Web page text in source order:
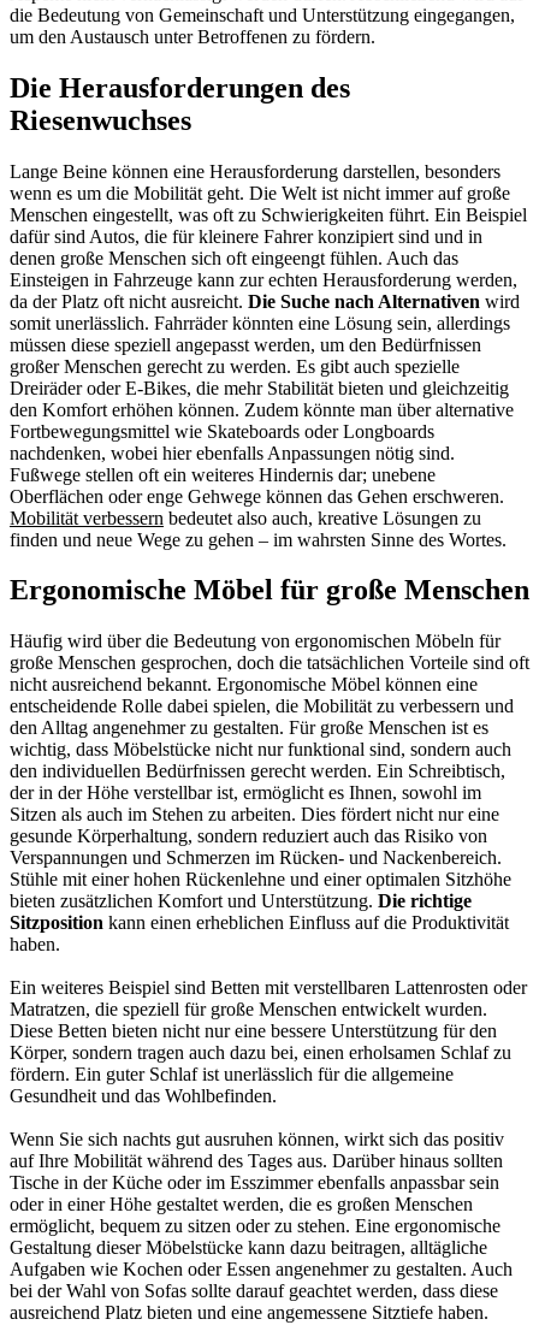
die Bedeutung von Gemeinschaft und Unterstützung eingegangen,
um den Austausch unter Betroffenen zu fördern.
Die Herausforderungen des
Riesenwuchses
Lange Beine können eine Herausforderung darstellen, besonders
wenn es um die Mobilität geht. Die Welt ist nicht immer auf große
Menschen eingestellt, was oft zu Schwierigkeiten führt. Ein Beispiel
dafür sind Autos, die für kleinere Fahrer konzipiert sind und in
denen große Menschen sich oft eingeengt fühlen. Auch das
Einsteigen in Fahrzeuge kann zur echten Herausforderung werden,
da der Platz oft nicht ausreicht. Die Suche nach Alternativen wird
somit unerlässlich. Fahrräder könnten eine Lösung sein, allerdings
müssen diese speziell angepasst werden, um den Bedürfnissen
großer Menschen gerecht zu werden. Es gibt auch spezielle
Dreiräder oder E-Bikes, die mehr Stabilität bieten und gleichzeitig
den Komfort erhöhen können. Zudem könnte man über alternative
Fortbewegungsmittel wie Skateboards oder Longboards
nachdenken, wobei hier ebenfalls Anpassungen nötig sind.
Fußwege stellen oft ein weiteres Hindernis dar; unebene
Oberflächen oder enge Gehwege können das Gehen erschweren.
Mobilität verbessern bedeutet also auch, kreative Lösungen zu
finden und neue Wege zu gehen – im wahrsten Sinne des Wortes.
Ergonomische Möbel für große Menschen
Häufig wird über die Bedeutung von ergonomischen Möbeln für
große Menschen gesprochen, doch die tatsächlichen Vorteile sind oft
nicht ausreichend bekannt. Ergonomische Möbel können eine
entscheidende Rolle dabei spielen, die Mobilität zu verbessern und
den Alltag angenehmer zu gestalten. Für große Menschen ist es
wichtig, dass Möbelstücke nicht nur funktional sind, sondern auch
den individuellen Bedürfnissen gerecht werden. Ein Schreibtisch,
der in der Höhe verstellbar ist, ermöglicht es Ihnen, sowohl im
Sitzen als auch im Stehen zu arbeiten. Dies fördert nicht nur eine
gesunde Körperhaltung, sondern reduziert auch das Risiko von
Verspannungen und Schmerzen im Rücken- und Nackenbereich.
Stühle mit einer hohen Rückenlehne und einer optimalen Sitzhöhe
bieten zusätzlichen Komfort und Unterstützung. Die richtige
Sitzposition kann einen erheblichen Einfluss auf die Produktivität
haben.
Ein weiteres Beispiel sind Betten mit verstellbaren Lattenrosten oder
Matratzen, die speziell für große Menschen entwickelt wurden.
Diese Betten bieten nicht nur eine bessere Unterstützung für den
Körper, sondern tragen auch dazu bei, einen erholsamen Schlaf zu
fördern. Ein guter Schlaf ist unerlässlich für die allgemeine
Gesundheit und das Wohlbefinden.
Wenn Sie sich nachts gut ausruhen können, wirkt sich das positiv
auf Ihre Mobilität während des Tages aus. Darüber hinaus sollten
Tische in der Küche oder im Esszimmer ebenfalls anpassbar sein
oder in einer Höhe gestaltet werden, die es großen Menschen
ermöglicht, bequem zu sitzen oder zu stehen. Eine ergonomische
Gestaltung dieser Möbelstücke kann dazu beitragen, alltägliche
Aufgaben wie Kochen oder Essen angenehmer zu gestalten. Auch
bei der Wahl von Sofas sollte darauf geachtet werden, dass diese
ausreichend Platz bieten und eine angemessene Sitztiefe haben.